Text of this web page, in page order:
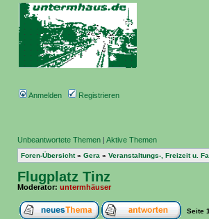
Anmelden Registrieren
Unbeantwortete Themen | Aktive Themen
Foren-Übersicht» Gera » Veranstaltungs-, Freizeit u.
Flugplatz Tinz
Moderator: untermhäuser
Seite 1